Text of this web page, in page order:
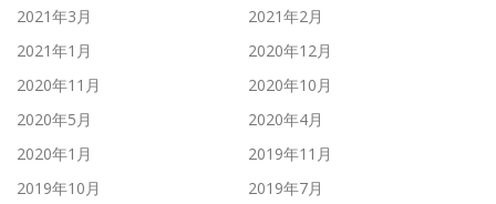
2021年3月
2021年2月
2021年1月
2020年12月
2020年11月
2020年10月
2020年5月
2020年4月
2020年1月
2019年11月
2019年10月
2019年7月